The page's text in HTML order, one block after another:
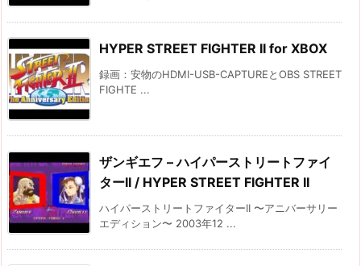
HYPER STREET FIGHTER II for XBOX
録画：安物のHDMI-USB-CAPTUREとOBS STREET
FIGHTE ...
ザンギエフ – ハイパーストリートファイ
ターII / HYPER STREET FIGHTER II
ハイパーストリートファイターII 〜アニバーサリー
エディション〜 2003年12 ...